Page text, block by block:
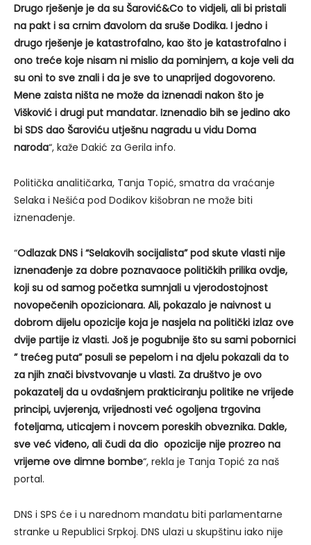
Drugo rješenje je da su Šarović&Co to vidjeli, ali bi pristali
na pakt i sa crnim đavolom da sruše Dodika. I jedno i
drugo rješenje je katastrofalno, kao što je katastrofalno i
ono treće koje nisam ni mislio da pominjem, a koje veli da
su oni to sve znali i da je sve to unaprijed dogovoreno.
Mene zaista ništa ne može da iznenadi nakon što je
Višković i drugi put mandatar. Iznenadio bih se jedino ako
bi SDS dao Šaroviću utješnu nagradu u vidu Doma
naroda“, kaže Dakić za Gerila info.
Politička analitičarka, Tanja Topić, smatra da vraćanje
Selaka i Nešića pod Dodikov kišobran ne može biti
iznenađenje.
“Odlazak DNS i “Selakovih socijalista” pod skute vlasti nije
iznenađenje za dobre poznavaoce političkih prilika ovdje,
koji su od samog početka sumnjali u vjerodostojnost
novopečenih opozicionara. Ali, pokazalo je naivnost u
dobrom dijelu opozicije koja je nasjela na politički izlaz ove
dvije partije iz vlasti. Još je pogubnije što su sami pobornici
” trećeg puta” posuli se pepelom i na djelu pokazali da to
za njih znači bivstvovanje u vlasti. Za društvo je ovo
pokazatelj da u ovdašnjem prakticiranju politike ne vrijede
principi, uvjerenja, vrijednosti već ogoljena trgovina
foteljama, uticajem i novcem poreskih obveznika. Dakle,
sve već viđeno, ali čudi da dio opozicije nije prozreo na
vrijeme ove dimne bombe“, rekla je Tanja Topić za naš
portal.
DNS i SPS će i u narednom mandatu biti parlamentarne
stranke u Republici Srpkoj. DNS ulazi u skupštinu iako nije